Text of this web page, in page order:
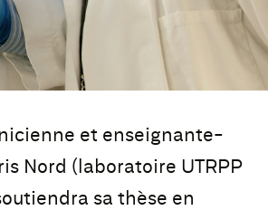
et enseignante-
Nord (laboratoire UTRPP
sa thèse en